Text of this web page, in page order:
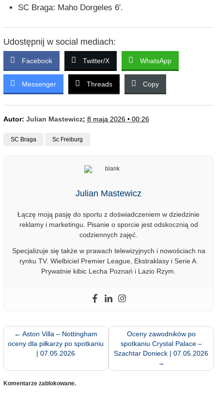
SC Braga: Maho Dorgeles 6′.
Udostępnij w social mediach:
Facebook Twitter/X WhatsApp
Messenger Threads Copy
Autor: Julian Mastewicz; 8 maja 2026 • 00:26
SC Braga Sc Freiburg
Julian Mastewicz
Łączę moją pasję do sportu z doświadczeniem w dziedzinie
reklamy i marketingu. Pisanie o sporcie jest odskocznią od
codziennych zajęć.
Specjalizuje się także w prawach telewizyjnych i nowościach na
rynku TV. Wielbiciel Premier League, Ekstraklasy i Serie A.
Prywatnie kibic Lecha Poznań i Lazio Rzym.
← Aston Villa – Nottingham
oceny dla piłkarzy po spotkaniu
| 07.05.2026
Oceny zawodników po
spotkaniu Crystal Palace –
Szachtar Donieck | 07.05.2026
→
Komentarze zablokowane.